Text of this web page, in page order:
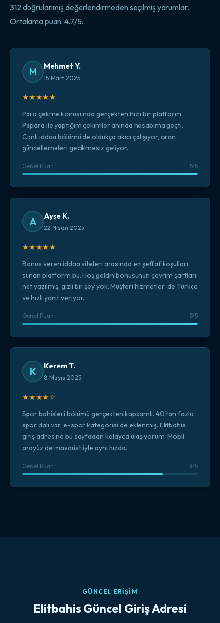
312 doğrulanmış değerlendirmeden seçilmiş yorumlar.
Ortalama puan: 4.7/5.
M Mehmet Y.
15 Mart 2025
★★★★★
Para çekme konusunda gerçekten hızlı bir platform.
Papara ile yaptığım çekimler anında hesabıma geçti.
Canlı iddaa bölümü de oldukça akıcı çalışıyor, oran
güncellemeleri gecikmesiz geliyor.
Genel Puan 5/5
A Ayşe K.
22 Nisan 2025
★★★★★
Bonus veren iddaa siteleri arasında en şeffaf koşulları
sunan platform bu. Hoş geldin bonusunun çevrim şartları
net yazılmış, gizli bir şey yok. Müşteri hizmetleri de Türkçe
ve hızlı yanıt veriyor.
Genel Puan 5/5
K Kerem T.
8 Mayıs 2025
★★★★☆
Spor bahisleri bölümü gerçekten kapsamlı. 40'tan fazla
spor dalı var, e-spor kategorisi de eklenmiş. Elitbahis
giriş adresine bu sayfadan kolayca ulaşıyorum. Mobil
arayüz de masaüstüyle aynı hızda.
Genel Puan 4/5
GÜNCEL ERIŞIM
Elitbahis Güncel Giriş Adresi